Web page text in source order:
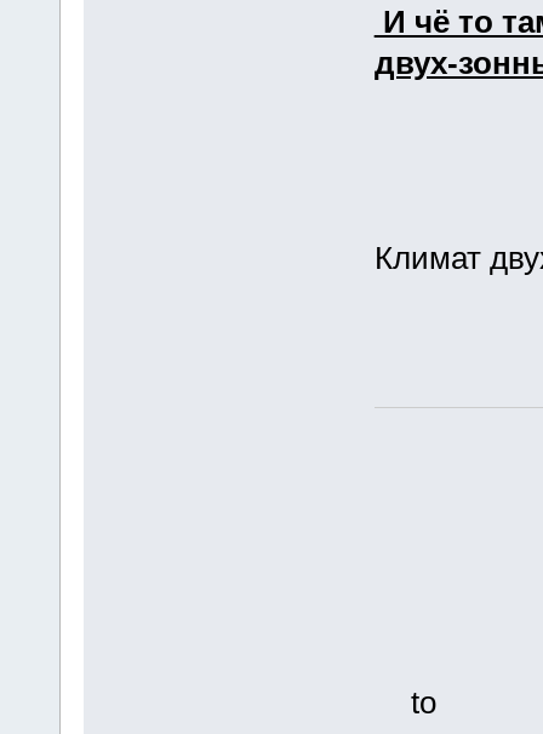
И чё то
двух-
Климат
to